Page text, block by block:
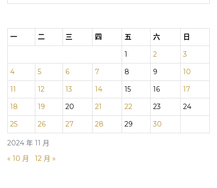
2024 年 11 月
一 二 三 四 五 六
日
1
2
3
4
5 6 7 8 9
10
11
12 13 14 15 16
17
18
19 20 21 22 23
24
25
26 27 28 29 30
« 10 月 12 月 »